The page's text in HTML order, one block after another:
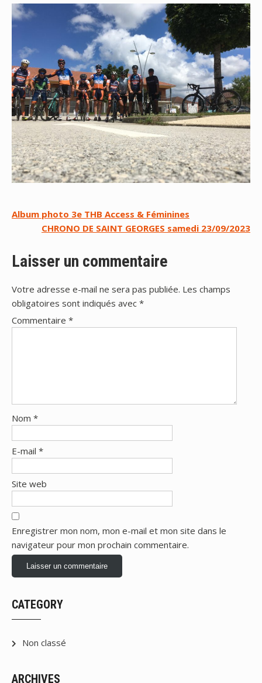
Navigation
l’article
Album photo 3e THB Access & Féminines
CHRONO DE SAINT GEORGES samedi 23/09/2023
Laisser un commentaire
Votre adresse e-mail ne sera pas publiée. Les champs
obligatoires sont indiqués avec *
Commentaire *
Nom *
E-mail *
Site web
Enregistrer mon nom, mon e-mail et mon site dans le
navigateur pour mon prochain commentaire.
CATEGORY
Non classé
ARCHIVES